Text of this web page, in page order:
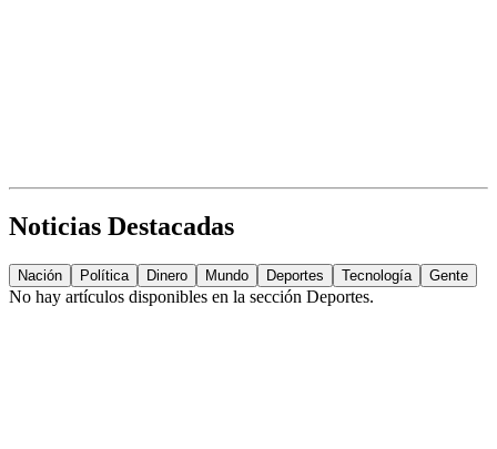
Noticias Destacadas
Nación Política Dinero Mundo Deportes Tecnología Gente
No hay artículos disponibles en la sección Deportes.